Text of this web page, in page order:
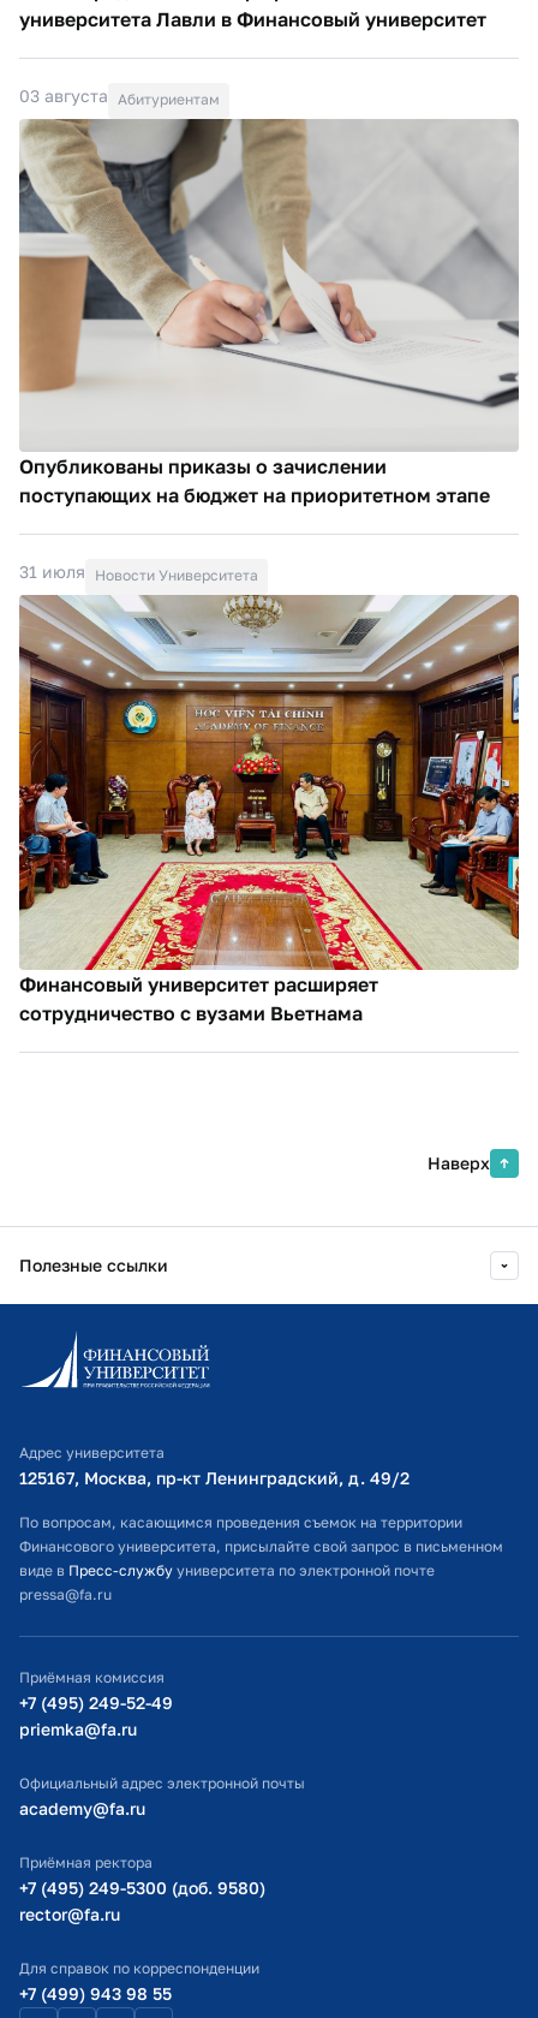
университета Лавли в Финансовый университет
03 августа Абитуриентам
Опубликованы приказы о зачислении
поступающих на бюджет на приоритетном этапе
31 июля Новости Университета
Финансовый университет расширяет
сотрудничество с вузами Вьетнама
Наверх
Полезные ссылки
Информационно-образовательный портал
Личный кабинет поступающего
Оплата обучения
Расписание занятий
Студенческий офис
Официальный адрес электронной почты
Министерство просвещения РФ
Министерство науки и высшего образования РФ
Адрес университета
125167, Москва, пр-кт Ленинградский, д. 49/2​
По вопросам, касающимся проведения съемок на территории
Финансового университета, присылайте свой запрос в письменном
виде в Пресс-службу университета по электронной почте
pressa@fa.ru
Приёмная комиссия
+7 (495) 249-52-49
priemka@fa.ru
Официальный адрес электронной почты
academy@fa.ru
Приёмная ректора
+7 (495) 249-5300 (доб. 9580)
rector@fa.ru
Для справок по корреспонденции
+7 (499) 943 98 55